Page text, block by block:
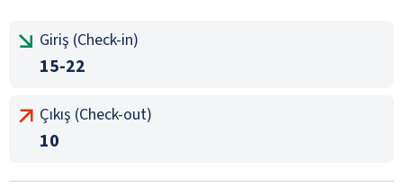
Giriş (Check-in)
15-22
Çıkış (Check-out)
10